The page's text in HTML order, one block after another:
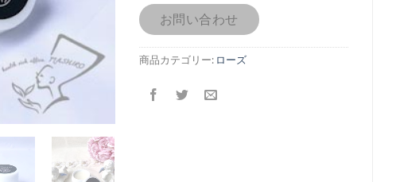
お問い合わせ
商品カテゴリー: ローズ